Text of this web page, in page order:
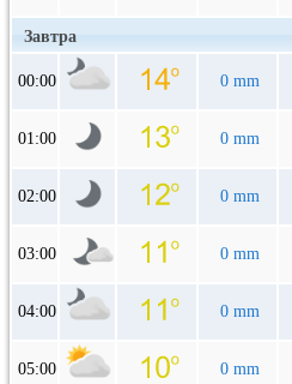
Завтра
00:00 0 mm
01:00 0 mm
02:00 0 mm
03:00 0 mm
04:00 0 mm
05:00 0 mm